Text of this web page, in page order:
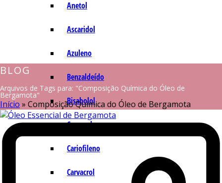
Anetol
Ascaridol
Azuleno
Benzaldeído
Bisabolol
Camazuleno
Cariofileno
Carvacrol
BLOG
Arquivos de Tags para: "Composição Química do Óleo de
Bergamota"
Início » Composição Química do Óleo de Bergamota